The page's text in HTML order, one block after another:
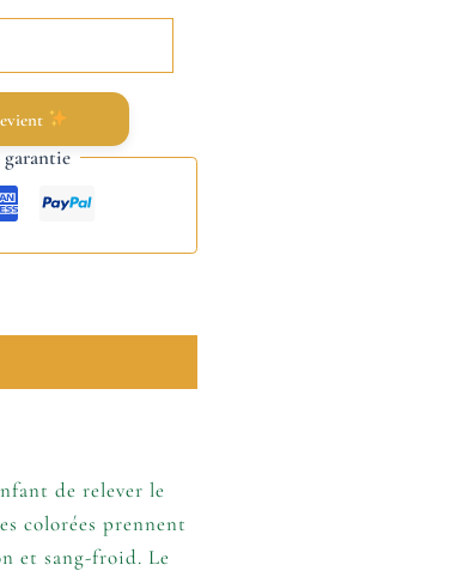
garantie
de relever le
colorées prennent
et sang-froid. Le